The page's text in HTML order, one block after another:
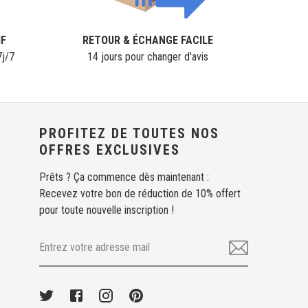
7
RETOUR & ÉCHANGE FACILE
14 jours pour changer d'avis
PROFITEZ DE TOUTES NOS
OFFRES EXCLUSIVES
Prêts ? Ça commence dès maintenant :
Recevez votre bon de réduction de 10% offert
pour toute nouvelle inscription !